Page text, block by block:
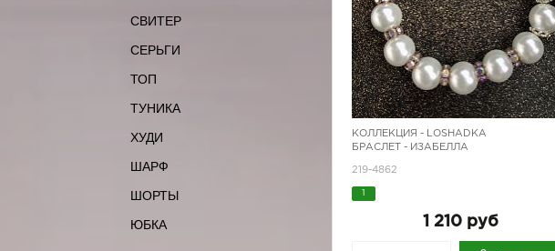
СВИТЕР
СЕРЬГИ
ТОП
ТУНИКА
ХУДИ
ШАРФ
ШОРТЫ
ЮБКА
КОЛЛЕКЦИЯ - LOSHADKA
БРАСЛЕТ - ИЗАБЕЛЛА
219-4862
1 210 руб